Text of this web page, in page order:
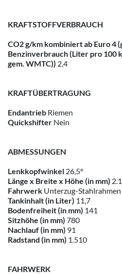
KRAFTSTOFFVERBRAUCH
CO2 g/km kombiniert ab Euro 4
Benzinverbrauch (Liter pro 100
gem. WMTC)) 2,4
KRAFTÜBERTRAGUNG
Endantrieb Riemen
Quickshifter Nein
ABMESSUNGEN
Lenkkopfwinkel 26,5°
Länge x Breite x Höhe (in mm)
Fahrwerk Unterzug-Stahlrahmen
Tankinhalt (in Liter) 11,7
Bodenfreiheit (in mm) 141
Sitzhöhe (in mm) 780
Nachlauf (in mm) 91
Radstand (in mm) 1.510
FAHRWERK